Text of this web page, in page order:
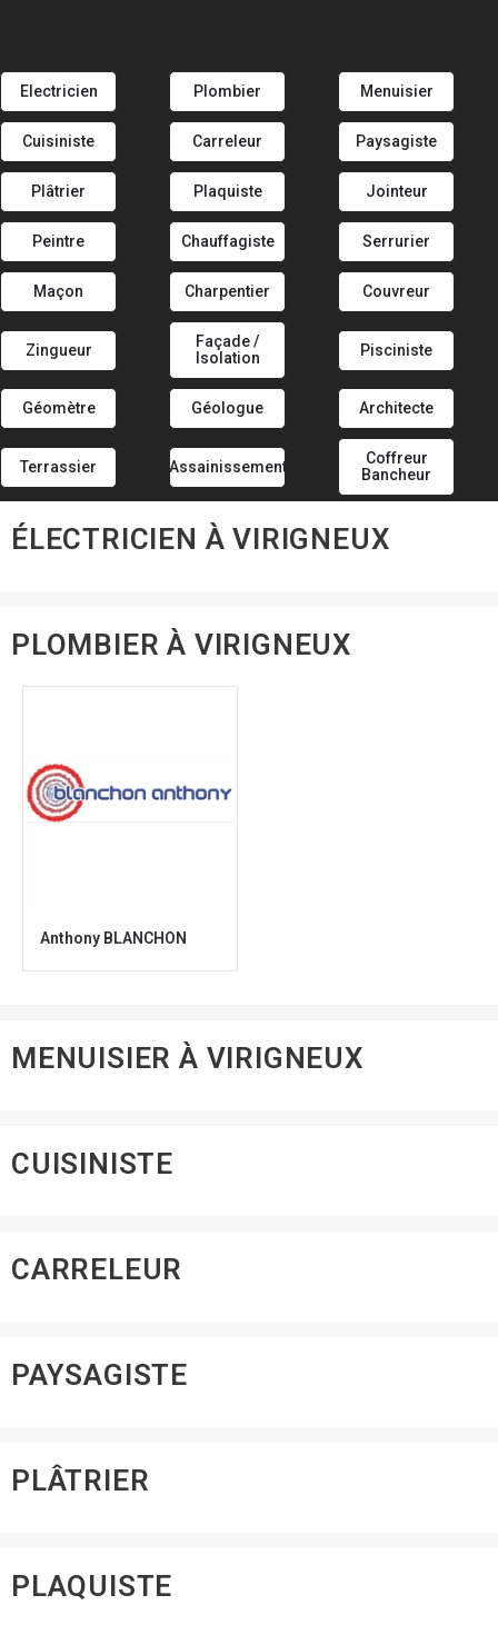
Electricien Plombier Menuisier
Cuisiniste Carreleur Paysagiste
Plâtrier Plaquiste Jointeur
Peintre Chauffagiste Serrurier
Maçon Charpentier Couvreur
Zingueur
Façade /
Isolation
Pisciniste
Géomètre Géologue Architecte
Terrassier Assainissement
Coffreur
Bancheur
ÉLECTRICIEN À VIRIGNEUX
PLOMBIER À VIRIGNEUX
Anthony BLANCHON
MENUISIER À VIRIGNEUX
CUISINISTE
CARRELEUR
PAYSAGISTE
PLÂTRIER
PLAQUISTE